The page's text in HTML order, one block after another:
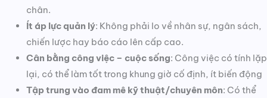
chân.
Ít áp lực quản lý: Không phải lo về nhân sự, ngân sách,
chiến lược hay báo cáo lên cấp cao.
Cân bằng công việc – cuộc sống: Công việc có tính lặp
lại, có thể làm tốt trong khung giờ cố định, ít biến động
Tập trung vào đam mê kỹ thuật/chuyên môn: Có thể